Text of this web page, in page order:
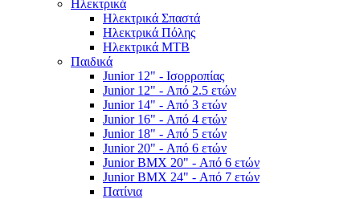
Ηλεκτρικά
Ηλεκτρικά Σπαστά
Ηλεκτρικά Πόλης
Ηλεκτρικά MTB
Παιδικά
Junior 12" - Ισορροπίας
Junior 12" - Από 2.5 ετών
Junior 14" - Από 3 ετών
Junior 16" - Από 4 ετών
Junior 18" - Από 5 ετών
Junior 20" - Από 6 ετών
Junior BMX 20" - Από 6 ετών
Junior BMX 24" - Από 7 ετών
Πατίνια